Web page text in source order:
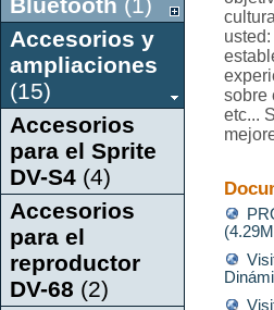
Accesorios y
ampliaciones
(15)
Accesorios
para el Sprite
DV-S4 (4)
Accesorios
para el
reproductor
DV-68 (2)
sobre
etc...